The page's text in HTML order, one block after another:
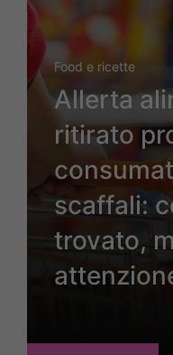
Food e ricette
Allerta
ritirato
scaffali:
trovato,